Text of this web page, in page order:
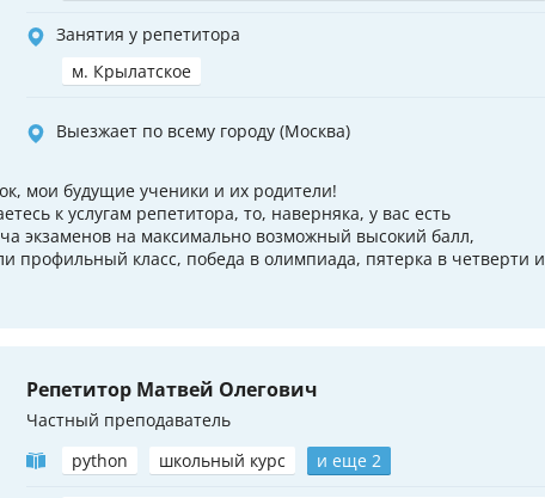
Занятия у репетитора
м. Крылатское
Выезжает по всему городу (Москва)
мои будущие ученики и их родители!
к услугам репетитора, то, наверняка, у вас есть
экзаменов на максимально возможный высокий балл,
профильный класс, победа в олимпиада, пятерка в четверти и
Репетитор Матвей Олегович
Частный преподаватель
python
школьный курс и еще 2